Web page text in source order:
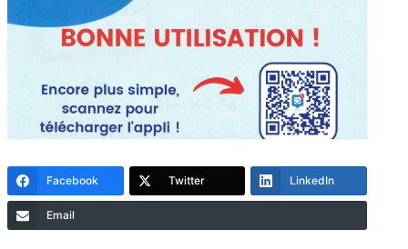
Facebook Twitter LinkedIn
Email